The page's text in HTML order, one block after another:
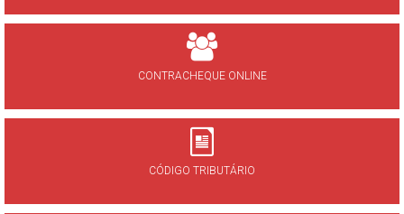
CONTRACHEQUE ONLINE
CÓDIGO TRIBUTÁRIO